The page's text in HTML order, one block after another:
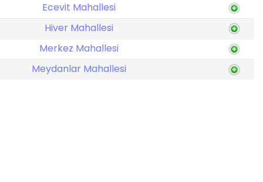
Ecevit Mahallesi
Hiver Mahallesi
Merkez Mahallesi
Meydanlar Mahallesi